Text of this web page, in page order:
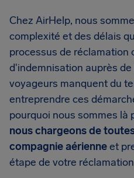
Chez AirHelp, nous
complexité et des délais
processus de réclamation
d'indemnisation auprès
voyageurs manquent du
entreprendre ces
pourquoi nous sommes là
nous chargeons de
compagnie aérienneet
étape de votre